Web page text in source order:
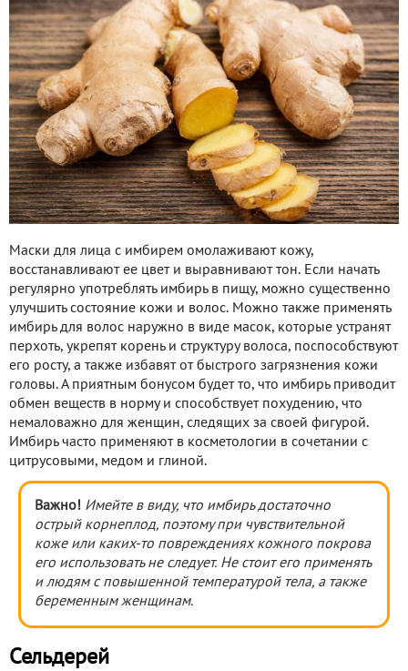
Маски для лица с имбирем омолаживают кожу,
восстанавливают ее цвет и выравнивают тон. Если начать
регулярно употреблять имбирь в пищу, можно существенно
улучшить состояние кожи и волос. Можно также применять
имбирь для волос наружно в виде масок, которые устранят
перхоть, укрепят корень и структуру волоса, поспособствуют
его росту, а также избавят от быстрого загрязнения кожи
головы. А приятным бонусом будет то, что имбирь приводит
обмен веществ в норму и способствует похудению, что
немаловажно для женщин, следящих за своей фигурой.
Имбирь часто применяют в косметологии в сочетании с
цитрусовыми, медом и глиной.
Важно! Имейте в виду, что имбирь достаточно
острый корнеплод, поэтому при чувствительной
коже или каких-то повреждениях кожного покрова
его использовать не следует. Не стоит его применять
и людям с повышенной температурой тела, а также
беременным женщинам.
Сельдерей